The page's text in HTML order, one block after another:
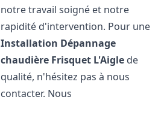
notre travail soigné et notre
rapidité d'intervention. Pour une
Installation Dépannage
chaudière Frisquet L'Aigle de
qualité, n'hésitez pas à nous
contacter. Nous